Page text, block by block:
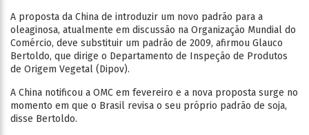
A proposta da China de introduzir um novo padrão para a
oleaginosa, atualmente em discussão na Organização Mundial do
Comércio, deve substituir um padrão de 2009, afirmou Glauco
Bertoldo, que dirige o Departamento de Inspeção de Produtos
de Origem Vegetal (Dipov).
A China notificou a OMC em fevereiro e a nova proposta surge no
momento em que o Brasil revisa o seu próprio padrão de soja,
disse Bertoldo.